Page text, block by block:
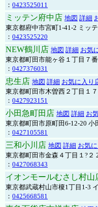
： 0423525011
ミッテン府中店 地図 詳細
東京都府中市宮町1-41-2 ミッ
： 0423525220
NEW鶴川店 地図 詳細 お気
東京都町田市能ヶ谷１丁目７
： 0427376031
忠生店 地図 詳細 お気に入り
東京都町田市木曽西２丁目１７
： 0427923151
小田急町田店 地図 詳細 お
東京都町田市原町田6-12-20 小
： 0427105581
三和小川店 地図 詳細 お気
東京都町田市金森４丁目１?２
： 0427068343
イオンモールむさし村山
東京都武蔵村山市榎1丁目1-3
： 0425668581